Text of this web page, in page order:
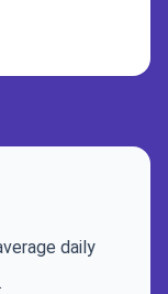
daily